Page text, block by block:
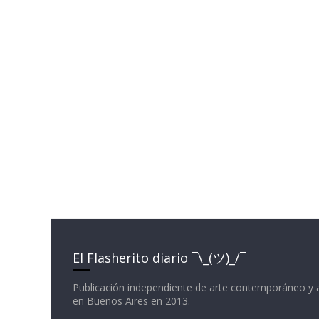
El Flasherito diario ¯\_(ツ)_/¯
Publicación independiente de arte contemporáneo y
en Buenos Aires en 2013.